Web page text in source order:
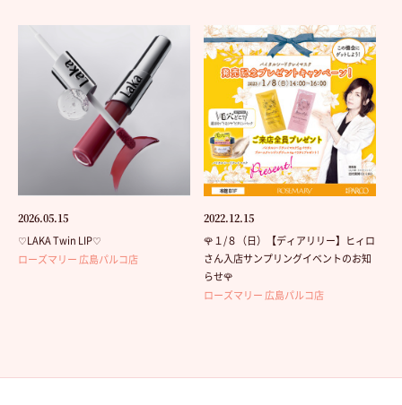
2026.05.15
♡LAKA Twin LIP♡
ローズマリー 広島パルコ店
2022.12.15
🌹１/８（日）【ディアリリー】ヒィロ
さん入店サンプリングイベントのお知
らせ🌹
ローズマリー 広島パルコ店